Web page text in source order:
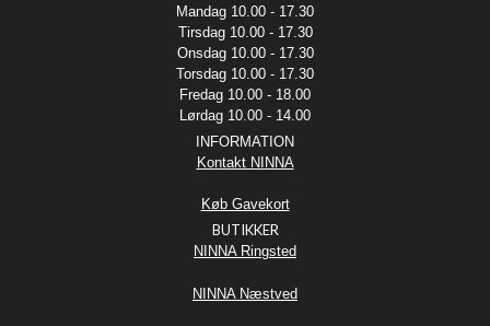
Mandag 10.00 - 17.30
Tirsdag 10.00 - 17.30
Onsdag 10.00 - 17.30
Torsdag 10.00 - 17.30
Fredag 10.00 - 18.00
Lørdag 10.00 - 14.00
INFORMATION
Kontakt NINNA
Køb Gavekort
BUTIKKER
NINNA Ringsted
NINNA Næstved